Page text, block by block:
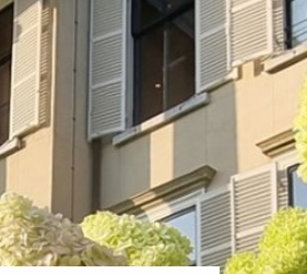
punten voor:
(huisartsen, specialisten
en artsen voor verstandelijk
specialisten
geneeskundigen